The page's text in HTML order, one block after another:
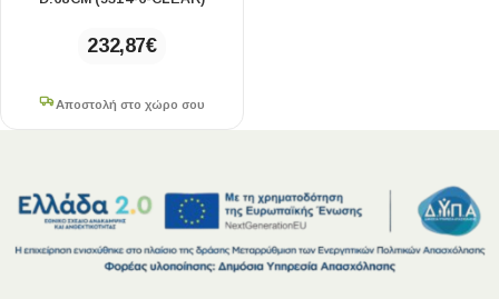
232,87€
Αποστολή στο χώρο σου